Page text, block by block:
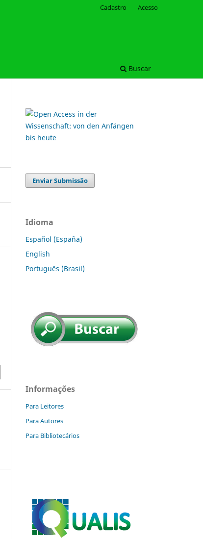
Buscar
Cadastro Acesso
Enviar Submissão
Idioma
Español (España)
English
Português (Brasil)
Informações
Para Leitores
Para Autores
Para Bibliotecários